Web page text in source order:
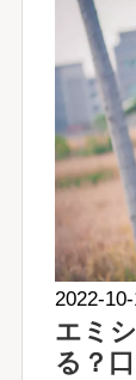
2022-
エミ
る？